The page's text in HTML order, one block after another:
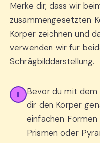
Merke dir, dass wir
zusammengesetzten
Körper zeichnen und
verwenden wir für
Schrägbilddarstellung.
1
Bevor du mit dem
dir den Körper
einfachen Formen
Prismen oder